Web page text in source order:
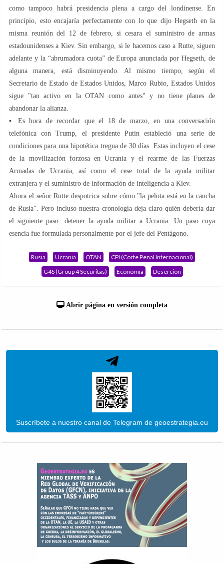
como tampoco habrá presidencia plena a cargo del londinense. En
principio, esto encajaría perfectamente con lo que dijo Hegseth en la
misma reunión del 12 de febrero, si cesara el suministro de armas
estadounidenses a Kiev. Sin embargo, si le hacemos caso a Rutte, siguen
adelante y la “abrumadora cuota” de Europa anunciada por Hegseth, de
alguna manera, está disminuyendo. Al mismo tiempo, según el
Secretario de Estado de Estados Unidos, Marco Rubio, Estados Unidos
sigue "tan activo en la OTAN como antes" y no tiene planes de
abandonar la alianza.
▪️ Es hora de recordar que el 18 de marzo, en una conversación
telefónica con Trump, el presidente Putin estableció una serie de
condiciones para una hipotética tregua de 30 días. Estas incluyen el cese
de la movilización forzosa en Ucrania y el rearme de las Fuerzas
Armadas de Ucrania, así como el cese total de la ayuda militar
extranjera y el suministro de información de inteligencia a Kiev.
Ahora el señor Rutte despotrica sobre cómo "la pelota está en la cancha
de Rusia". Pero incluso nuestra cronología deja claro quién debería dar
el siguiente paso: detener la ayuda militar a Ucrania. Un paso cuya
esencia fue formulada personalmente por el jefe del Pentágono.
Rusia Ucrania OTAN
CPI (Corte Penal Internacional)
G4S (Group 4 Securitas)
Economía Deserción
Abrir página en versión completa
Suscríbete a nuestro canal de Telegram de geoestrategia.eu